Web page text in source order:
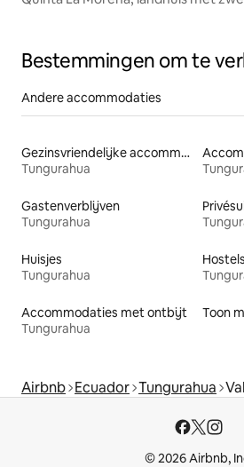
Bestemmingen om te
Andere accommodaties
Gezinsvriendelijke accommodaties
Tungurahua
Gastenverblijven
Tungurahua
Huisjes
Tungurahua
Hostels
Accommodaties met ontbijt
Tungurahua
Toon
Airbnb Ecuador Tungurahua
© 2026 Airbnb,